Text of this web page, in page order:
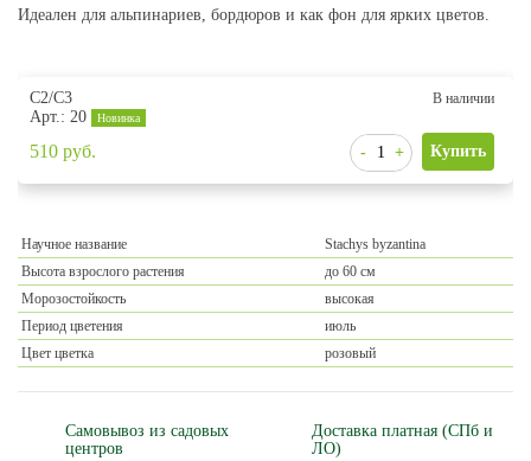
Идеален для альпинариев, бордюров и как фон для ярких цветов.
С2/С3
Арт.: 20
Новинка
В наличии
510 руб.
Научное название
Stachys byzantina
Высота взрослого растения
до 60 см
Морозостойкость
высокая
Период цветения
июль
Цвет цветка
розовый
Самовывоз из садовых
центров
Доставка платная (СПб и
ЛО)